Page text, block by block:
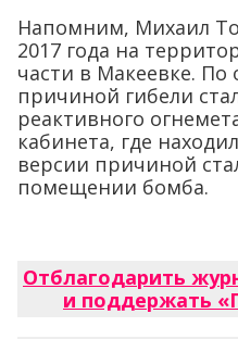
Напомним, Михаил
2017 года на
части в Макеевке. По
причиной гибели
реактивного
кабинета, где
версии причиной
помещении бомба.
Отблагодарить
и поддержать